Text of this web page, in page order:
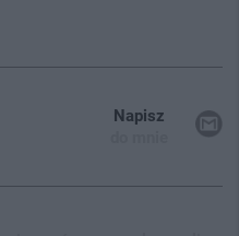
Napisz